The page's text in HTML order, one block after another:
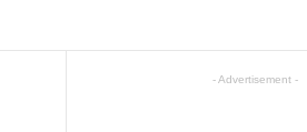
- Advertisement -